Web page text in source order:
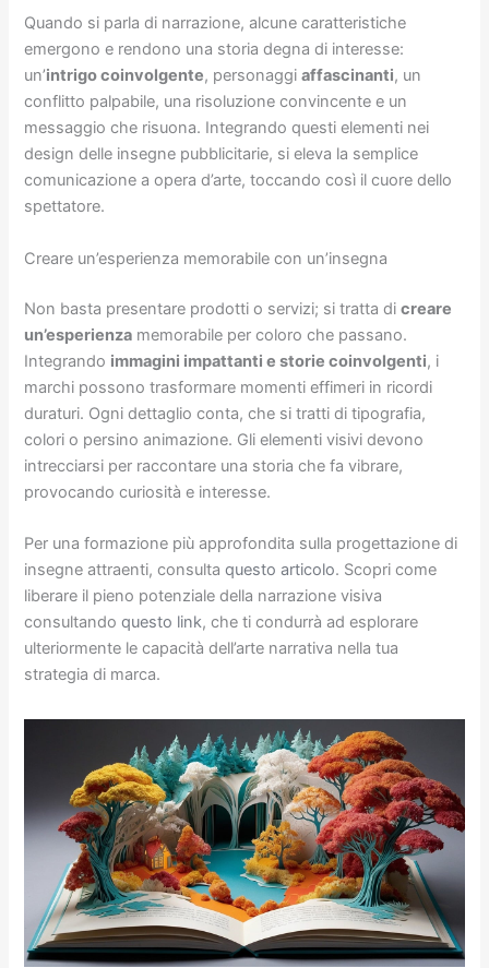
Quando si parla di narrazione, alcune caratteristiche
emergono e rendono una storia degna di interesse:
un’intrigo coinvolgente, personaggiaffascinanti, un
conflitto palpabile, una risoluzione convincente e un
messaggio che risuona. Integrando questi elementi nei
design delle insegne pubblicitarie, si eleva la semplice
comunicazione a opera d’arte, toccando così il cuore dello
spettatore.
Creare un’esperienza memorabile con un’insegna
Non basta presentare prodotti o servizi; si tratta dicreare
un’esperienza memorabile per coloro che passano.
Integrando immagini impattanti e storie coinvolgenti, i
marchi possono trasformare momenti effimeri in ricordi
duraturi. Ogni dettaglio conta, che si tratti di tipografia,
colori o persino animazione. Gli elementi visivi devono
intrecciarsi per raccontare una storia che fa vibrare,
provocando curiosità e interesse.
Per una formazione più approfondita sulla progettazione di
insegne attraenti, consultaquesto articolo. Scopri come
liberare il pieno potenziale della narrazione visiva
consultandoquesto link, che ti condurrà ad esplorare
ulteriormente le capacità dell’arte narrativa nella tua
strategia di marca.